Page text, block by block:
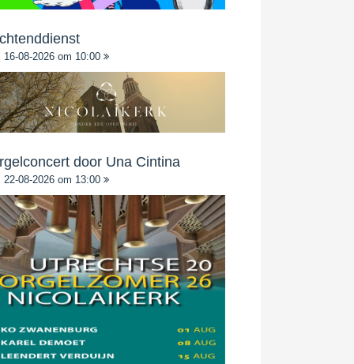
16-08-2026 om 10:00
door Una Cintina
22-08-2026 om 13:00